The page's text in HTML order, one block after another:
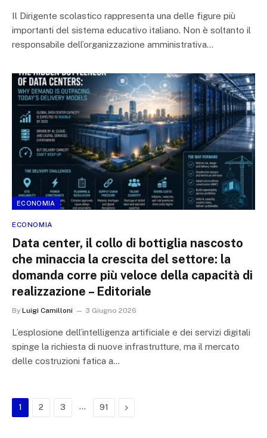
Il Dirigente scolastico rappresenta una delle figure più
importanti del sistema educativo italiano. Non è soltanto il
responsabile dell’organizzazione amministrativa…
ECONOMIA
ECONOMIA
Data center, il collo di bottiglia nascosto
che minaccia la crescita del settore: la
domanda corre più veloce della capacità di
realizzazione – Editoriale
By Luigi Camilloni 3 Giugno 2026
L’esplosione dell’intelligenza artificiale e dei servizi digitali
spinge la richiesta di nuove infrastrutture, ma il mercato
delle costruzioni fatica a…
1 2 3 … 91 Next